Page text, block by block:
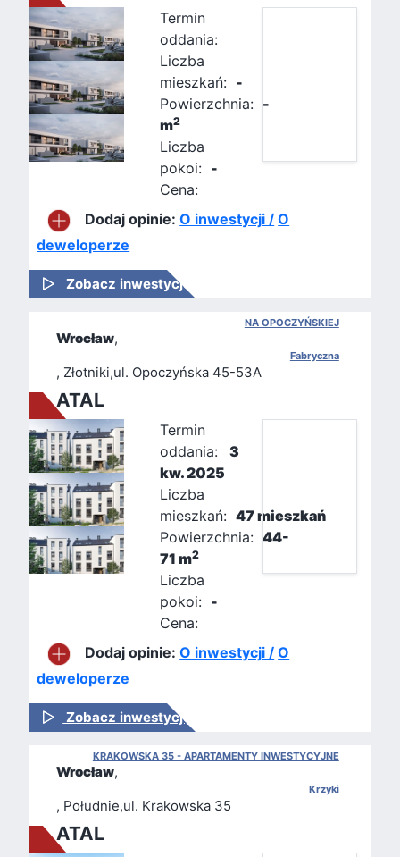
Termin
oddania:
Liczba
mieszkań: -
Powierzchnia: -
m2
Liczba
pokoi: -
Cena:
Dodaj opinie:O inwestycji / O
deweloperze
Zobacz inwestycję
NA OPOCZYŃSKIEJ
Wrocław,
Fabryczna
, Złotniki,ul. Opoczyńska 45-53A
ATAL
Termin
oddania:
3
kw. 2025
Liczba
mieszkań: 47 mieszkań
Powierzchnia: 44-
71 m2
Liczba
pokoi: -
Cena:
Dodaj opinie:O inwestycji / O
deweloperze
Zobacz inwestycję
KRAKOWSKA 35 - APARTAMENTY INWESTYCYJNE
Wrocław,
Krzyki
, Południe,ul. Krakowska 35
ATAL